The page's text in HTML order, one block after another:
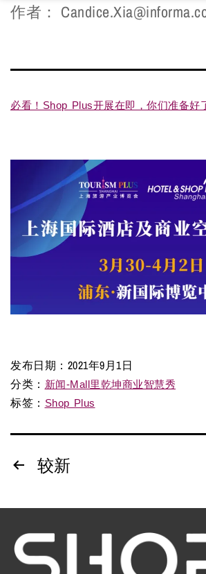
作者：
必看！Shop Plus开展在即，你们准备好
发布日期： 2021年9月1日
分类： 新闻-Mall里乾坤商业智慧秀
标签： Shop Plus
较新